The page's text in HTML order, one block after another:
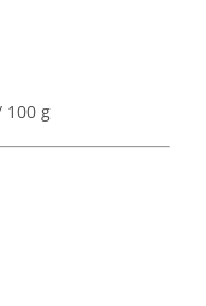
100 g